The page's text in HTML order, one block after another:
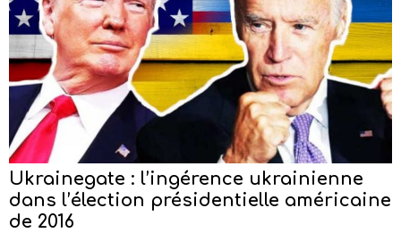
Ukrainegate : l’ingérence ukrainienne
dans l’élection présidentielle américaine
de 2016